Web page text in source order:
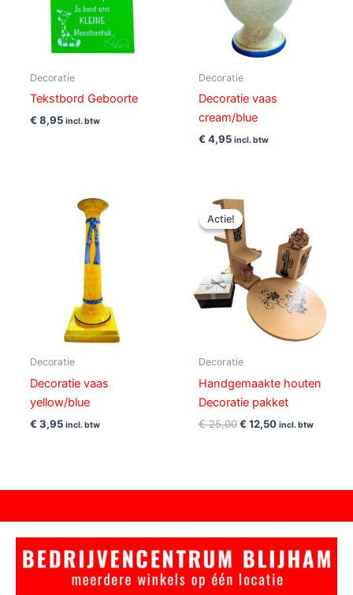
Decoratie
Tekstbord Geboorte
€ 8,95 incl. btw
Decoratie
Decoratie vaas
cream/blue
€ 4,95 incl. btw
Decoratie
Decoratie vaas
yellow/blue
€ 3,95 incl. btw
Actie!
Actie!
Decoratie
Handgemaakte houten
Decoratie pakket
€25,00
Oorspronkelijke
prijs
was:
€ 25,00.
€ 12,50
€ 12,50.
incl. btw